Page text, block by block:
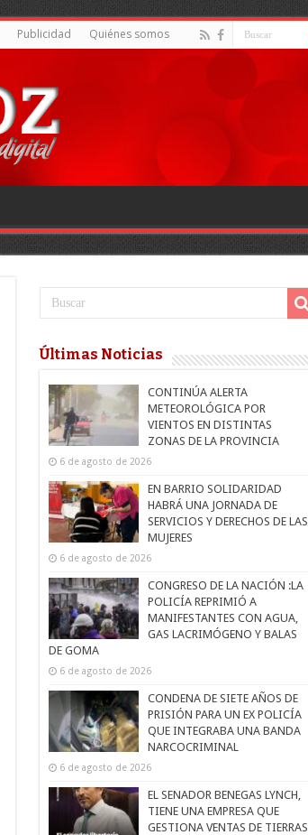
Publicidad Quiénes somos
Últimas Noticias
CONTINÚA ALERTA
METEOROLÓGICA POR
VIENTOS EN DISTINTAS
ZONAS DE LA PROVINCIA
6 de agosto de 2026
EN BARRIO SOLIDARIDAD
HABRÁ UNA JORNADA DE
SERVICIOS Y DERECHOS DE LAS
MUJERES
6 de agosto de 2026
CONGRESO DE LA NACIÓN :LA
POLICÍA REPRIMIÓ A
MANIFESTANTES CON AGUA,
GAS LACRIMÓGENO Y BALAS
DE GOMA
6 de agosto de 2026
CONDENA DE SIETE AÑOS DE
PRISIÓN PARA UN EX POLICÍA
QUE INTEGRABA UNA BANDA
NARCOCRIMINAL
6 de agosto de 2026
EL SENADOR BENEGAS LYNCH,
TIENE UNA EMPRESA QUE
GESTIONA VENTAS DE TIERRAS